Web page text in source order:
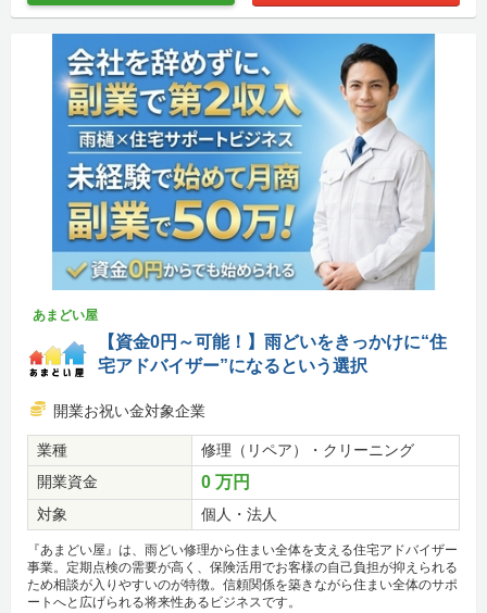
あまどい屋
【資金0円～可能！】雨どいをきっかけに“住
宅アドバイザー”になるという選択
開業お祝い金対象企業
業種
修理（リペア）・クリーニング
開業資金
0 万円
対象 個人・法人
『あまどい屋』は、雨どい修理から住まい全体を支える住宅アドバイザー
事業。定期点検の需要が高く、保険活用でお客様の自己負担が抑えられる
ため相談が入りやすいのが特徴。信頼関係を築きながら住まい全体のサポ
ートへと広げられる将来性あるビジネスです。